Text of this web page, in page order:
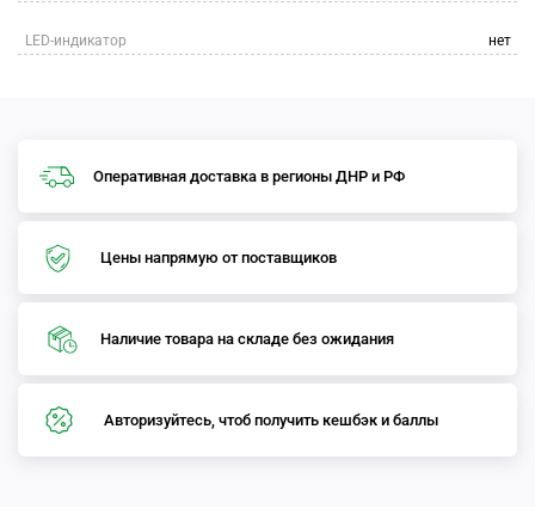
LED-индикатор нет
Оперативная доставка в регионы ДНР и РФ
Цены напрямую от поставщиков
Наличие товара на складе без ожидания
Авторизуйтесь, чтоб получить кешбэк и баллы